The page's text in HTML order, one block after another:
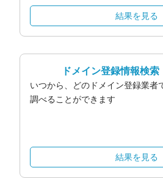
結果を見る
ドメイン登録情報検索
いつから、どのドメイン登録業者
調べることができます
結果を見る